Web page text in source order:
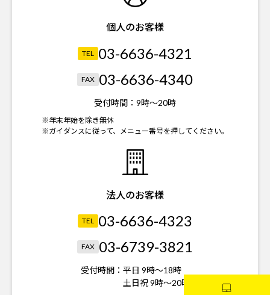
個人のお客様
TEL 03-6636-4321
FAX 03-6636-4340
受付時間： 9時～20時
※年末年始を除き無休
※ガイダンスに従って、メニュー番号を押してください。
法人のお客様
TEL 03-6636-4323
FAX 03-6739-3821
受付時間： 平日 9時～18時
土日祝 9時～20時